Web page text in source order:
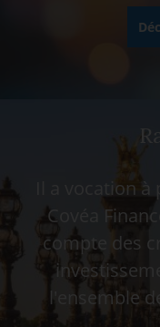
Il a vocation
Covéa
compte des
l'ensemble